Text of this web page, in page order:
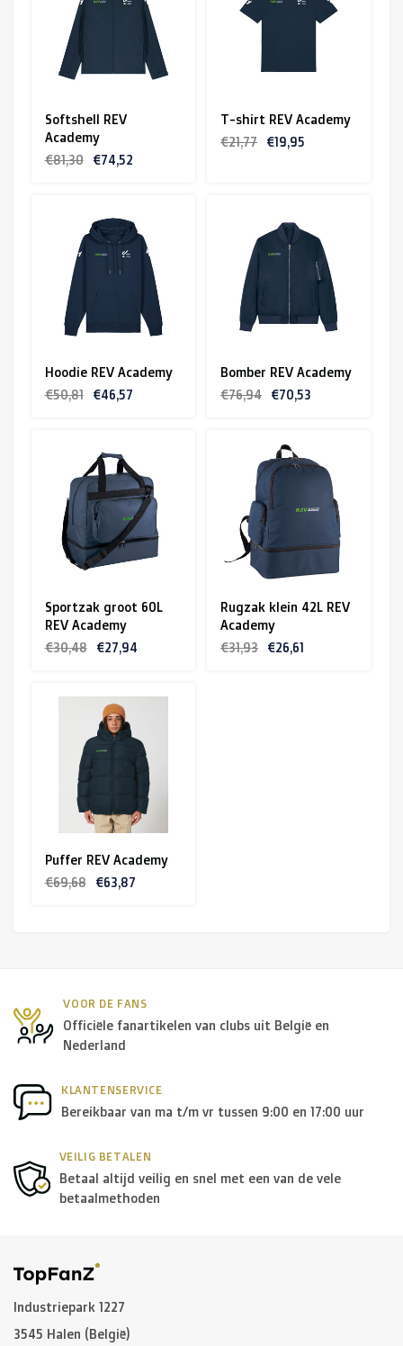
Softshell REV
Academy
€81,30
€74,52
T-shirt REV Academy
€21,77
€19,95
Hoodie REV Academy
€50,81
€46,57
Bomber REV Academy
€76,94
€70,53
Sportzak groot 60L
REV Academy
€30,48
€27,94
Rugzak klein 42L REV
Academy
€31,93
€26,61
Puffer REV Academy
€69,68
€63,87
VOOR DE FANS
Officiële fanartikelen van clubs uit België en
Nederland
KLANTENSERVICE
Bereikbaar van ma t/m vr tussen 9:00 en 17:00 uur
VEILIG BETALEN
Betaal altijd veilig en snel met een van de vele
betaalmethoden
Industriepark 1227
3545 Halen (België)